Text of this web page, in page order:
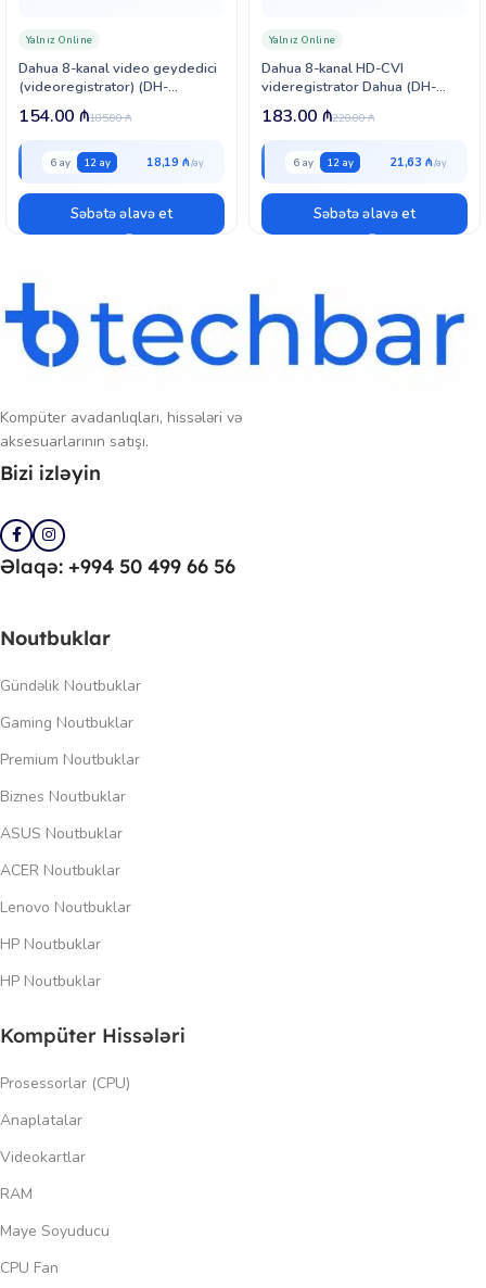
1 SATA portu ilə 16 TB-a qədər
dəstəyi, USB vasitəsilə ehtiyat
köçürmə, iki istiqamətli audio əlaqə və hərəkət aşkarlama funksiyaları
bu modeli həm ev, həm ofis, həm də iri obyektlər üçün ideal
təhlükəsizlik həllinə çevirir.
Dahua 8-kanal video geydedici
(videoregistrator) (DH-
HCVR7108H-S2)
Yalnız Online
185.00₼
154.00 ₼
6 ay 12 ay 18,19 ₼
Səbətə əlavə et
Dahua 8-kanal HD-CVI
videregistrator Dahua (DH-
HCVR7208AN-4M)
Yalnız Online
220.00₼
183.00 ₼
6 ay 12 ay 21,63 ₼
Səbətə əlavə et
Kompüter avadanlıqları, hissələri və
aksesuarlarının satışı.
Bizi izləyin
Əlaqə: +994 50 499 66 56
Noutbuklar
Gündəlik Noutbuklar
Gaming Noutbuklar
Premium Noutbuklar
Biznes Noutbuklar
ASUS Noutbuklar
ACER Noutbuklar
Lenovo Noutbuklar
HP Noutbuklar
HP Noutbuklar
Kompüter Hissələri
Prosessorlar (CPU)
Anaplatalar
Videokartlar
RAM
Maye Soyuducu
CPU Fan